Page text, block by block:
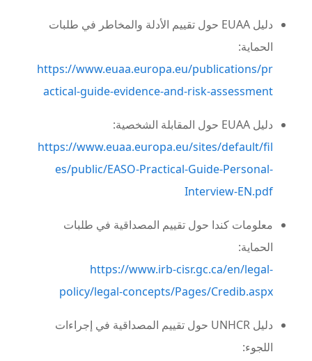
دليل EUAA حول تقييم الأدلة والمخاطر في طلبات
الحماية:
https://www.euaa.europa.eu/publications/pr
actical-guide-evidence-and-risk-assessment
دليل EUAA حول المقابلة الشخصية:
https://www.euaa.europa.eu/sites/default/fil
es/public/EASO-Practical-Guide-Personal-
Interview-EN.pdf
معلومات كندا حول تقييم المصداقية في طلبات
الحماية:
https://www.irb-cisr.gc.ca/en/legal-
policy/legal-concepts/Pages/Credib.aspx
دليل UNHCR حول تقييم المصداقية في إجراءات
اللجوء: